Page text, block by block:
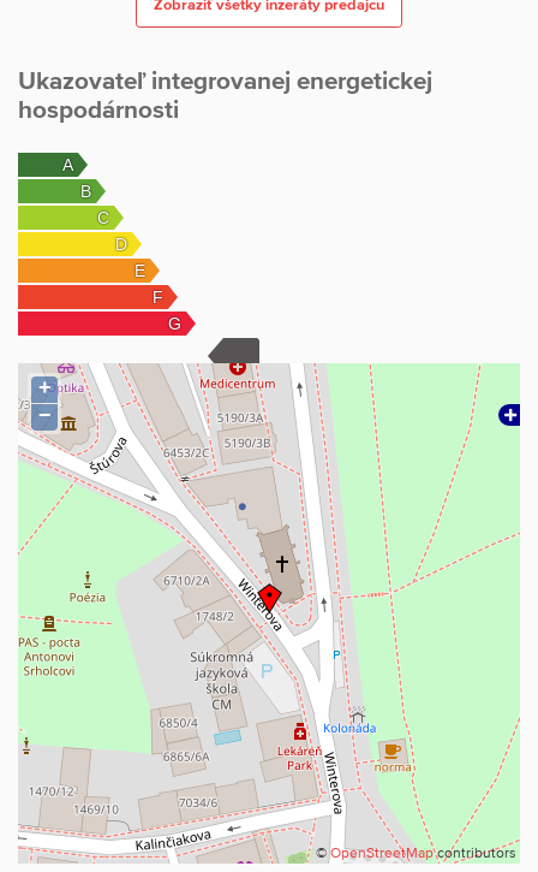
Zobraziť všetky inzeráty predajcu
Ukazovateľ integrovanej energetickej
hospodárnosti
+
−
© OpenStreetMapcontributors